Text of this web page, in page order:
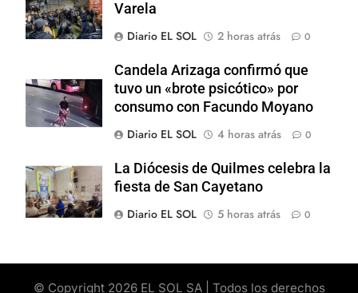
Varela
Diario EL SOL
2 horas atrás 0
Candela Arizaga confirmó que
tuvo un «brote psicótico» por
consumo con Facundo Moyano
Diario EL SOL
4 horas atrás 0
La Diócesis de Quilmes celebra la
fiesta de San Cayetano
Diario EL SOL
5 horas atrás 0
© Copyright 2026 EL SOL SA | Todos los derechos